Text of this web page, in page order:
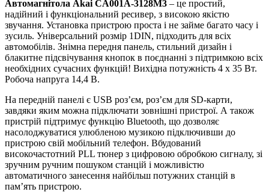
Автомагнітола Akai CA001A-3128M3 – це простий,
надійний і функціональний ресивер, з високою якістю
звучання. Установка пристрою проста і не займе багато часу і
зусиль. Універсальний розмір 1DIN, підходить для всіх
автомобілів. Знімна передня панель, стильний дизайн і
блакитне підсвічування кнопок в поєднанні з підтримкою всіх
необхідних сучасних функцій! Вихідна потужність 4 x 35 Вт.
Робоча напруга 14,4 В.
На передній панелі є USB роз’єм, роз’єм для SD-карти,
завдяки яким можна підключати зовнішні пристрої. А також
пристрій підтримує функцію Bluetooth, що дозволяє
насолоджуватися улюбленою музикою підключивши до
пристрою свій мобільний телефон. Вбудований
високочастотний PLL тюнер з цифровою обробкою сигналу, зі
зручним ручним пошуком станцій і можливістю
автоматичного занесення найбільш потужних станцій в
пам’ять пристрою.